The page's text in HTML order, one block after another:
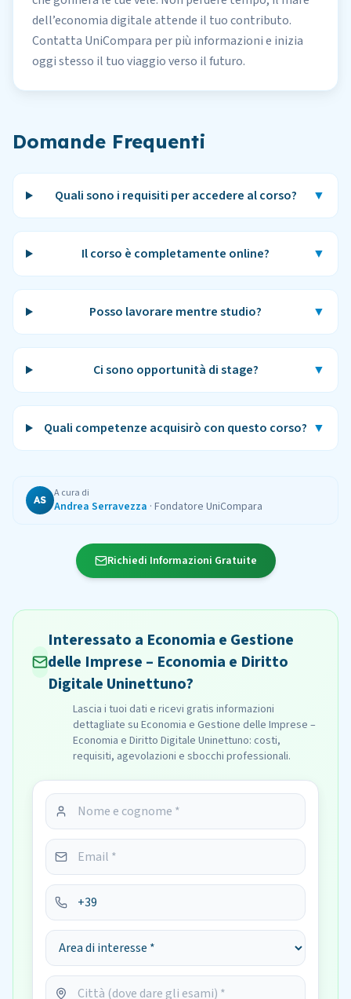
dell’economia digitale attende il tuo contributo.
Contatta UniCompara per più informazioni e inizia
oggi stesso il tuo viaggio verso il futuro.
Domande Frequenti
Quali sono i requisiti per accedere al corso? ▼
Il corso è completamente online? ▼
Posso lavorare mentre studio? ▼
Ci sono opportunità di stage? ▼
Quali competenze acquisirò con questo corso? ▼
AS
A cura di
Andrea Serravezza · Fondatore UniCompara
Richiedi Informazioni Gratuite
Interessato a Economia e Gestione
delle Imprese – Economia e Diritto
Digitale Uninettuno?
Lascia i tuoi dati e ricevi gratis informazioni
dettagliate su Economia e Gestione delle Imprese –
Economia e Diritto Digitale Uninettuno: costi,
requisiti, agevolazioni e sbocchi professionali.